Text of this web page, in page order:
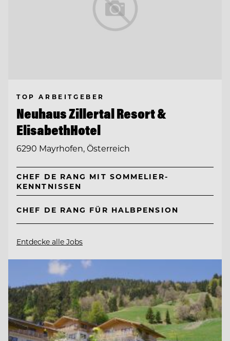
TOP ARBEITGEBER
Neuhaus Zillertal Resort &
ElisabethHotel
6290 Mayrhofen, Österreich
CHEF DE RANG MIT SOMMELIER-
KENNTNISSEN
CHEF DE RANG FÜR HALBPENSION
Entdecke alle Jobs